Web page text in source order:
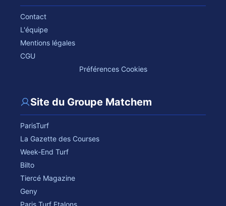
Contact
L'équipe
Mentions légales
CGU
Préférences Cookies
Site du Groupe Matchem
ParisTurf
La Gazette des Courses
Week-End Turf
Bilto
Tiercé Magazine
Geny